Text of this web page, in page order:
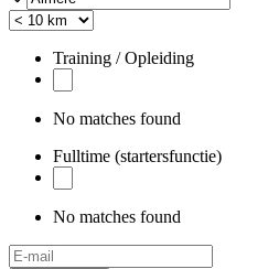
Training / Opleiding
No matches found
Fulltime (startersfunctie)
No matches found